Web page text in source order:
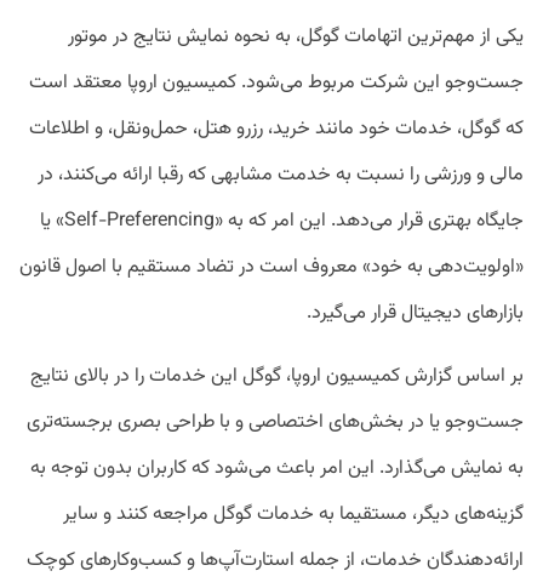
یکی از مهم‌ترین اتهامات گوگل، به نحوه نمایش نتایج در موتور
جست‌وجو این شرکت مربوط می‌شود. کمیسیون اروپا معتقد است
که گوگل، خدمات خود مانند خرید، رزرو هتل، حمل‌ونقل، و اطلاعات
مالی و ورزشی را نسبت به خدمت مشابهی که رقبا ارائه می‌کنند، در
جایگاه بهتری قرار می‌دهد. این امر که به «Self-Preferencing» یا
«اولویت‌دهی به خود» معروف است در تضاد مستقیم با اصول قانون
بازارهای دیجیتال قرار می‌گیرد.
بر اساس گزارش کمیسیون اروپا، گوگل این خدمات را در بالای نتایج
جست‌وجو یا در بخش‌های اختصاصی و با طراحی بصری برجسته‌تری
به نمایش می‌گذارد. این امر باعث می‌شود که کاربران بدون توجه به
گزینه‌های دیگر، مستقیما به خدمات گوگل مراجعه کنند و سایر
ارائه‌دهندگان خدمات، از جمله استارت‌آپ‌‌ها و کسب‌وکارهای کوچک